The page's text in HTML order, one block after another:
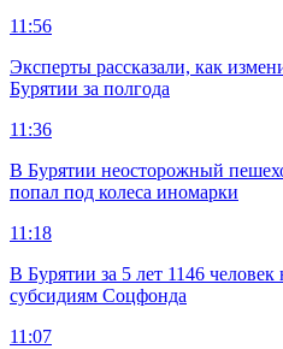
11:56
Эксперты рассказали, как
Бурятии за полгода
11:36
В Бурятии неосторожный
попал под колеса иномарки
11:18
В Бурятии за 5 лет 1146
субсидиям Соцфонда
11:07